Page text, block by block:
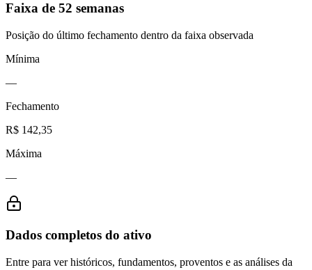
Faixa de 52 semanas
Posição do último fechamento dentro da faixa observada
Mínima
—
Fechamento
R$ 142,35
Máxima
—
Dados completos do ativo
Entre para ver históricos, fundamentos, proventos e as análises da